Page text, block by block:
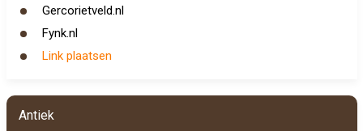
Gercorietveld.nl
Fynk.nl
Link plaatsen
Antiek